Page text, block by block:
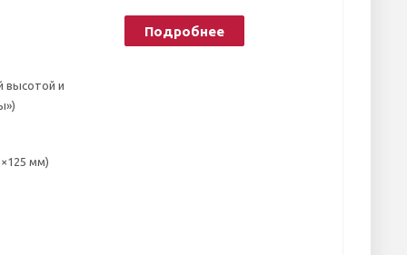
высотой и
мм)
Подробнее